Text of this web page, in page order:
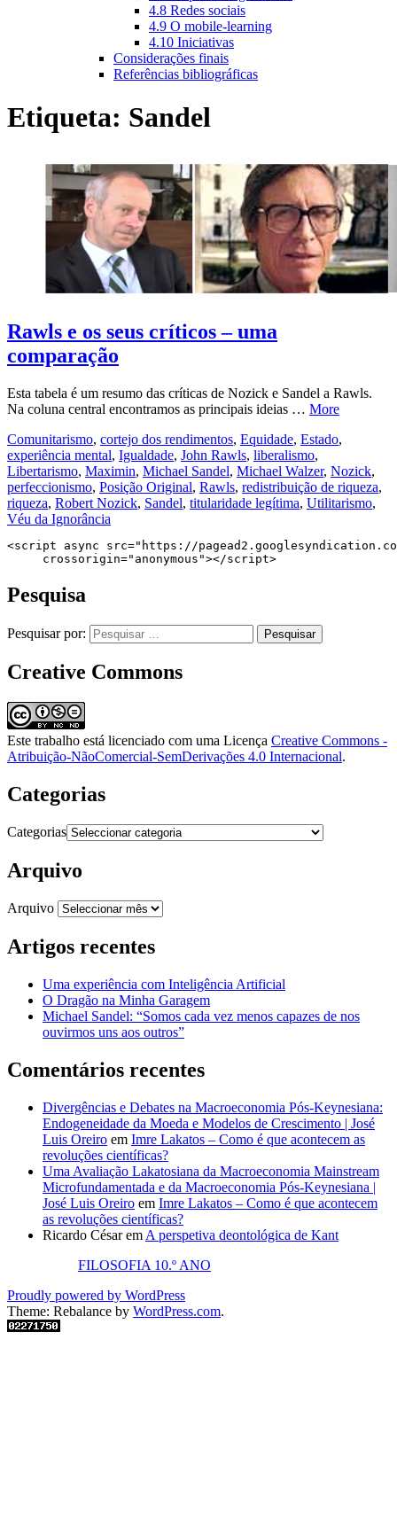
4.8 Redes sociais
4.9 O mobile-learning
4.10 Iniciativas
Considerações finais
Referências bibliográficas
Etiqueta: Sandel
Rawls e os seus críticos – uma
comparação
Esta tabela é um resumo das críticas de Nozick e Sandel a Rawls.
Na coluna central encontramos as principais ideias … More
Comunitarismo, cortejo dos rendimentos, Equidade, Estado,
experiência mental, Igualdade, John Rawls, liberalismo,
Libertarismo, Maximin, Michael Sandel, Michael Walzer, Nozick,
perfeccionismo, Posição Original, Rawls, redistribuição de riqueza,
riqueza, Robert Nozick, Sandel, titularidade legítima, Utilitarismo,
Véu da Ignorância
<script async src="https://
     crossorigin="anonymous"></script>
Pesquisa
Pesquisar por:
Creative Commons
Este trabalho está licenciado com uma Licença Creative Commons -
Atribuição-NãoComercial-SemDerivações 4.0 Internacional.
Categorias
Categorias
Arquivo
Arquivo
Artigos recentes
Uma experiência com Inteligência Artificial
O Dragão na Minha Garagem
Michael Sandel: “Somos cada vez menos capazes de nos
ouvirmos uns aos outros”
Comentários recentes
Divergências e Debates na Macroeconomia Pós-Keynesiana:
Endogeneidade da Moeda e Modelos de Crescimento | José
Luis Oreiro em Imre Lakatos – Como é que acontecem as
revoluções científicas?
Uma Avaliação Lakatosiana da Macroeconomia Mainstream
Microfundamentada e da Macroeconomia Pós-Keynesiana |
José Luis Oreiro em Imre Lakatos – Como é que acontecem
as revoluções científicas?
Ricardo Césarem A perspetiva deontológica de Kant
FILOSOFIA 10.º ANO
Proudly powered by WordPress
Theme: Rebalance by WordPress.com.